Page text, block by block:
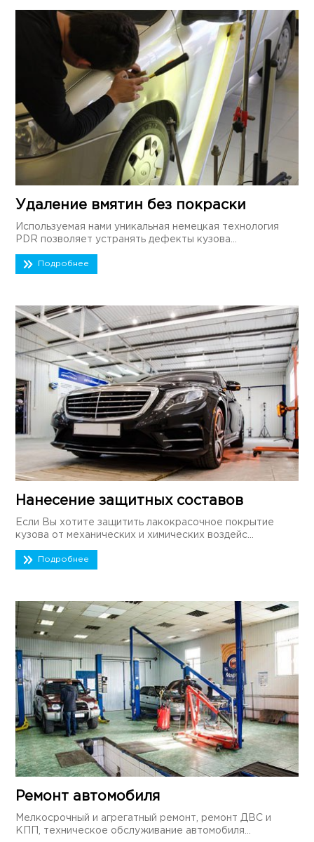
Удаление вмятин без покраски
Используемая нами уникальная немецкая технология
PDR позволяет устранять дефекты кузова...
Подробнее
Нанесение защитных составов
Если Вы хотите защитить лакокрасочное покрытие
кузова от механических и химических воздейс...
Подробнее
Ремонт автомобиля
Мелкосрочный и агрегатный ремонт, ремонт ДВС и
КПП, техническое обслуживание автомобиля...